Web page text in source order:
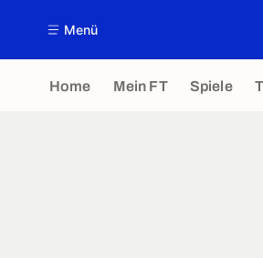
Menü
Home Mein FT Spiele